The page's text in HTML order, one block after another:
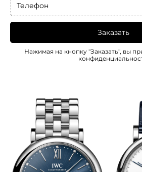
Телефон
Заказать
Нажимая на кнопку "Заказать", вы